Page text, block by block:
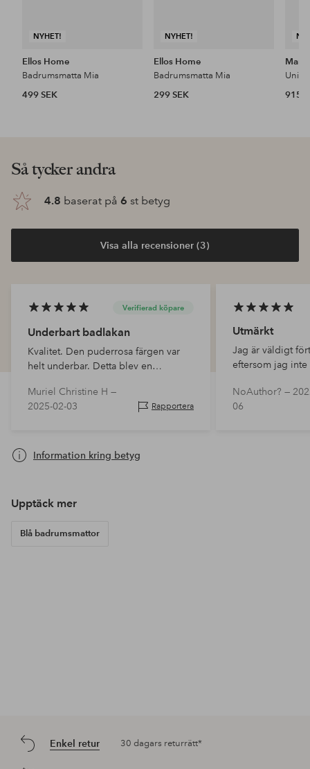
NYHET!
Ellos Home
Badrumsmatta Mia
499 SEK
NYHET!
Ellos Home
Badrumsmatta Mia
299 SEK
915
Så tycker andra
4.8 baserat på 6 st betyg
Visa alla recensioner (3)
Verifierad köpare
Underbart badlakan
Kvalitet. Den puderrosa färgen var
helt underbar. Detta blev en
badrum med vita kakelplattor, där
dörrlisterna är målade i grått. Passade
Muriel Christine H —
2025-02-03
Rapportera
Utmärkt
Jag är väldigt
eftersom jag
NoAuthor? —
06
Information kring betyg
Upptäck mer
Blå badrumsmattor
Enkel retur 30 dagars returrätt*